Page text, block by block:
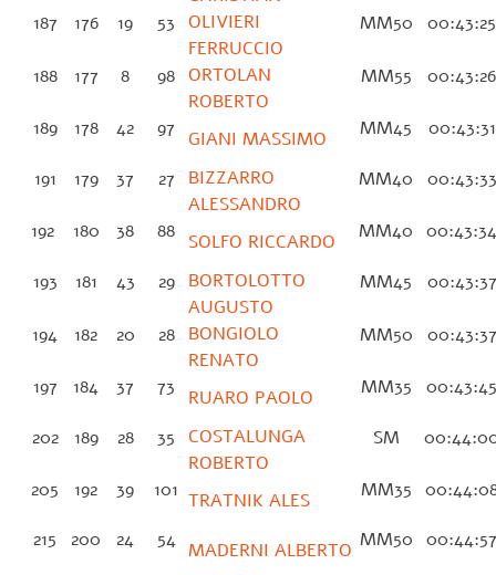
187
176 19 53
OLIVIERI
FERRUCCIO
MM50
188 177 8 98 ORTOLAN
ROBERTO
MM55
189 178 42 97 GIANI MASSIMO MM45
191 179 37 27
BIZZARRO
ALESSANDRO
MM40
192 180 38 88 SOLFO RICCARDO MM40
193 181 43 29 BORTOLOTTO
AUGUSTO
MM45
194 182 20 28 BONGIOLO
RENATO
MM50
197 184 37 73 RUARO PAOLO MM35
202 189 28 35
COSTALUNGA
ROBERTO
SM
205 192 39 101 TRATNIK ALES MM35
215 200 24 54 MADERNI ALBERTO MM50